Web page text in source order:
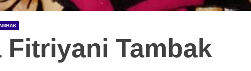
Fitriyani Tambak